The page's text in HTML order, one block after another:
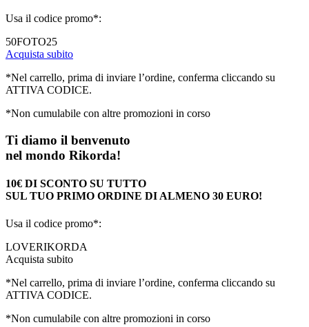
Usa il codice promo*:
50FOTO25
Acquista subito
*Nel carrello, prima di inviare l’ordine, conferma cliccando su
ATTIVA CODICE.
*Non cumulabile con altre promozioni in corso
Ti diamo il benvenuto
nel mondo Rikorda!
10€ DI SCONTO SU TUTTO
SUL TUO PRIMO ORDINE DI ALMENO 30 EURO!
Usa il codice promo*:
LOVERIKORDA
Acquista subito
*Nel carrello, prima di inviare l’ordine, conferma cliccando su
ATTIVA CODICE.
*Non cumulabile con altre promozioni in corso